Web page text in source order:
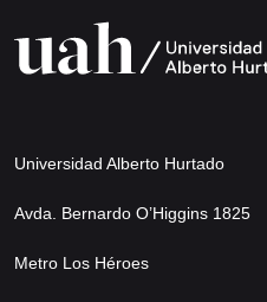
Universidad Alberto Hurtado
Avda. Bernardo O’Higgins 1825
Metro Los Héroes